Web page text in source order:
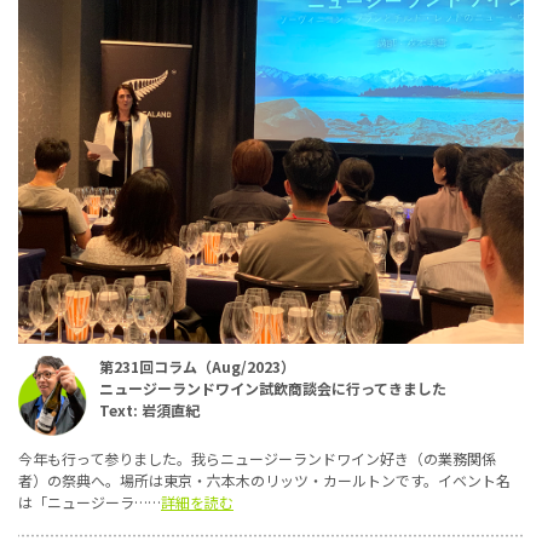
第231回コラム（Aug/2023）
ニュージーランドワイン試飲商談会に行ってきました
Text: 岩須直紀
今年も行って参りました。我らニュージーランドワイン好き（の業務関係
者）の祭典へ。場所は東京・六本木のリッツ・カールトンです。イベント名
は「ニュージーラ……詳細を読む